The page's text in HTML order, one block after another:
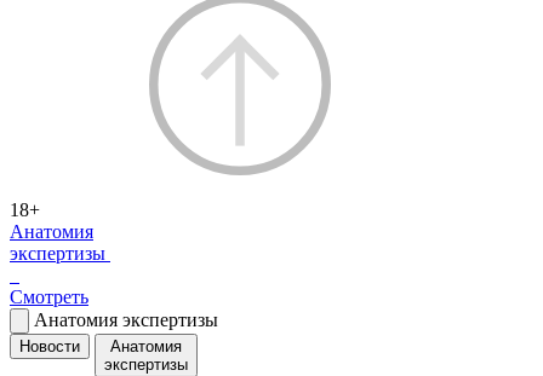
18+
Анатомия
экспертизы
Смотреть
Анатомия экспертизы
Новости
Анатомия
экспертизы